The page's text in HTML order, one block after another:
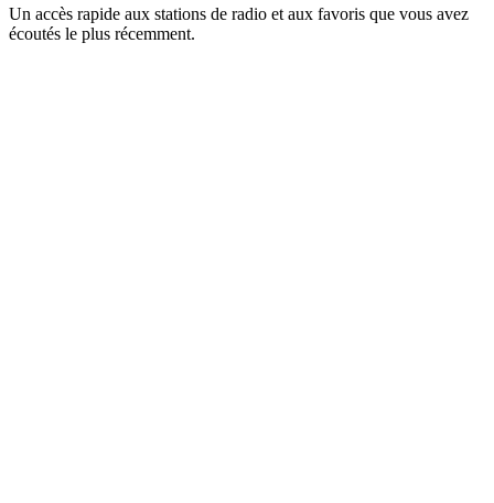
Un accès rapide aux stations de radio et aux favoris que vous avez
écoutés le plus récemment.